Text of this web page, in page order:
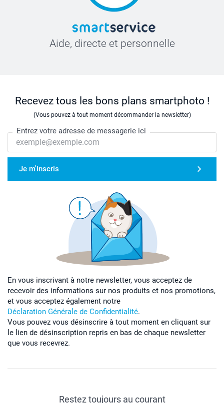
Aide, directe et personnelle
Recevez tous les bons plans smartphoto !
(Vous pouvez à tout moment décommander la newsletter)
Entrez votre adresse de messagerie ici
Je m'inscris
En vous inscrivant à notre newsletter, vous acceptez de
recevoir des informations sur nos produits et nos promotions,
et vous acceptez également notre
Déclaration Générale de Confidentialité.
Vous pouvez vous désinscrire à tout moment en cliquant sur
le lien de désinscription repris en bas de chaque newsletter
que vous recevrez.
Restez toujours au courant